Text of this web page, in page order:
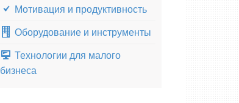
Мотивация и продуктивность
Оборудование и инструменты
Технологии для малого
бизнеса